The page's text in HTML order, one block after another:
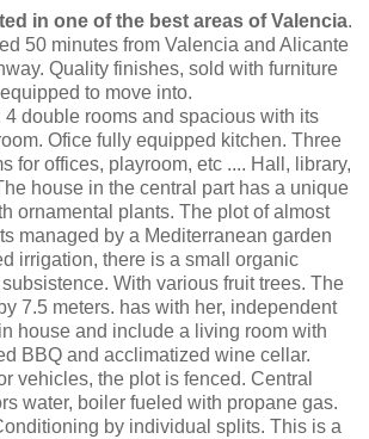
in one of the best areas of Valencia.
50 minutes from Valencia and Alicante
Quality finishes, sold with furniture
to move into.
4 double rooms and spacious with its
Ofice fully equipped kitchen. Three
for offices, playroom, etc .... Hall, library,
house in the central part has a unique
ornamental plants. The plot of almost
managed by a Mediterranean garden
irrigation, there is a small organic
With various fruit trees. The
7.5 meters. has with her, independent
house and include a living room with
BBQ and acclimatized wine cellar.
vehicles, the plot is fenced. Central
water, boiler fueled with propane gas.
by individual splits. This is a